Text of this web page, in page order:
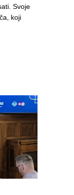
Svoje
koji